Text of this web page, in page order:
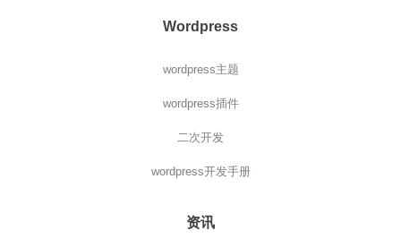
Wordpress
wordpress主题
wordpress插件
二次开发
wordpress开发手册
资讯